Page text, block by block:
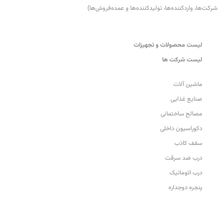
شرکت‌ها، واردکننده‌ها، تولید‌کننده‌ها و عمده‌فروش‌ها)
لیست محصولات و تجهیزات
لیست شرکت ها
ماشین آلات
صنایع غذایی
مصالح ساختمانی
دکوراسیون داخلی
سقف کاذب
درب ضد سرقت
درب اتوماتیک
پنجره دوجداره